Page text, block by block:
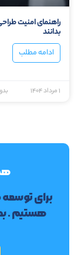
بدانند
ادامه مطلب
۱ مرداد ۱۴۰۴
برای توسعه
هستیم .